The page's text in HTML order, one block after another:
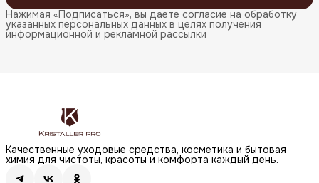
Нажимая «Подписаться», вы даете согласие на обработку
указанных персональных данных в целях получения
информационной и рекламной рассылки
Качественные уходовые средства, косметика и бытовая
химия для чистоты, красоты и комфорта каждый день.